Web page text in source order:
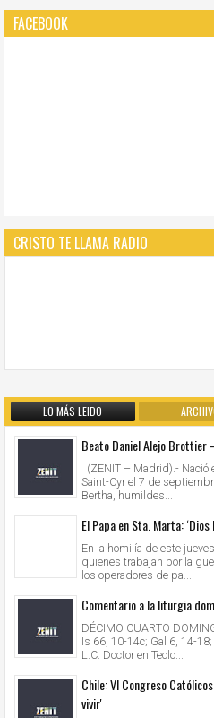
FACEBOOK
CRISTO TE LLAMA RADIO
LO MÁS LEIDO
Beato Daniel Alejo
(ZENIT – Madrid).- Nació
Saint-Cyr el 7 de
Bertha, humildes...
El Papa en Sta. Marta:
En la homilía de este
quienes trabajan por la
los operadores de pa...
Comentario a la liturgia
DÉCIMO CUARTO
Is 66, 10-14c; Gal 6, 14-
L.C. Doctor en Teolo...
Chile: VI Congreso
vivir'